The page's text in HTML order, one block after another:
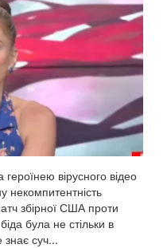
вірусного відео
некомпитентність
збірної США проти
була не стільки в
суч...